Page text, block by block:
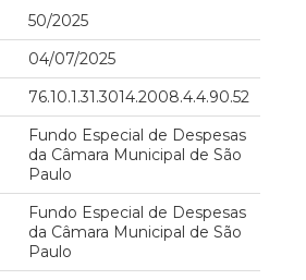
50/2025
04/07/2025
76.10.1.31.3014.2008.4.4.90.52
Fundo Especial de Despesas
da Câmara Municipal de São
Paulo
Fundo Especial de Despesas
da Câmara Municipal de São
Paulo